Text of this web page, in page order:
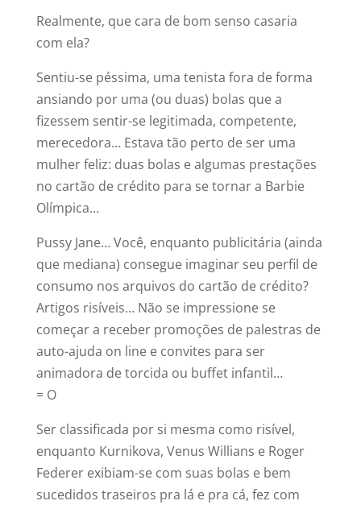
Realmente, que cara de bom senso casaria
com ela?
Sentiu-se péssima, uma tenista fora de forma
ansiando por uma (ou duas) bolas que a
fizessem sentir-se legitimada, competente,
merecedora… Estava tão perto de ser uma
mulher feliz: duas bolas e algumas prestações
no cartão de crédito para se tornar a Barbie
Olímpica…
Pussy Jane… Você, enquanto publicitária (ainda
que mediana) consegue imaginar seu perfil de
consumo nos arquivos do cartão de crédito?
Artigos risíveis… Não se impressione se
começar a receber promoções de palestras de
auto-ajuda on line e convites para ser
animadora de torcida ou buffet infantil…
= O
Ser classificada por si mesma como risível,
enquanto Kurnikova, Venus Willians e Roger
Federer exibiam-se com suas bolas e bem
sucedidos traseiros pra lá e pra cá, fez com